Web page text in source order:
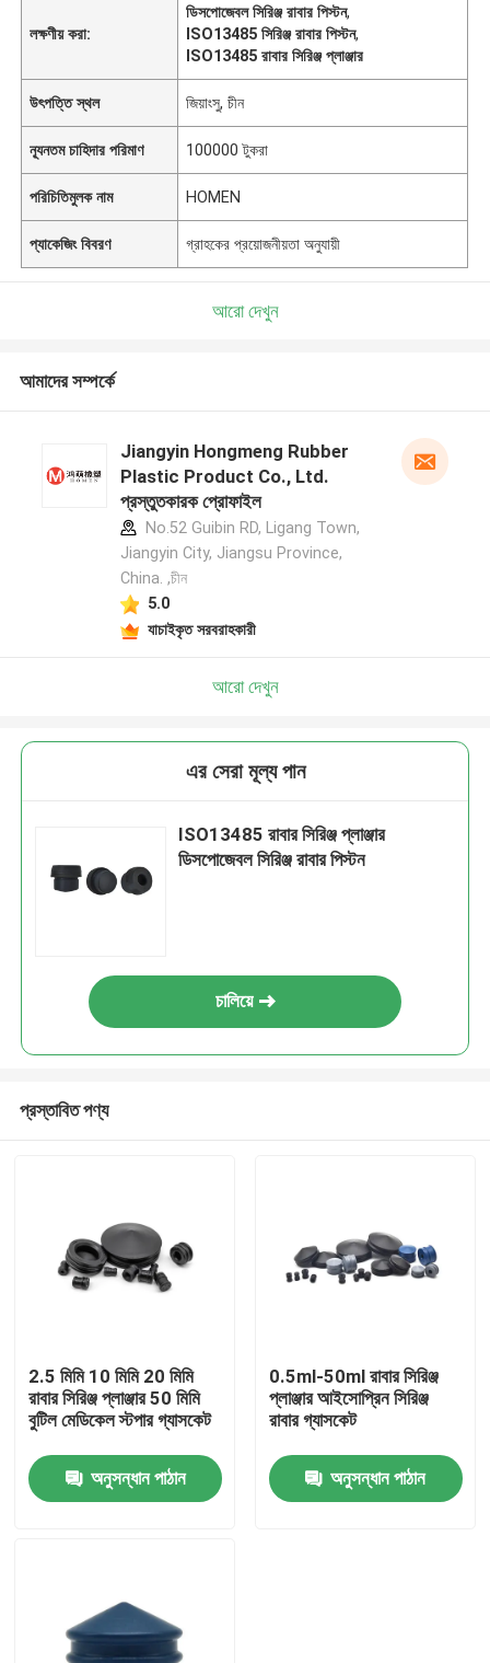
আমাদের সম্পর্কে
লক্ষণীয় করা:
ডিসপোজেবল সিরিঞ্জ রাবার পিস্টন,
ISO13485 সিরিঞ্জ রাবার পিস্টন,
ISO13485 রাবার সিরিঞ্জ প্লাঞ্জার
উৎপত্তি স্থল জিয়াংসু, চীন
ন্যূনতম চাহিদার পরিমাণ 100000 টুকরা
পরিচিতিমুলক নাম HOMEN
প্যাকেজিং বিবরণ গ্রাহকের প্রয়োজনীয়তা অনুযায়ী
আরো দেখুন
আমাদের সম্পর্কে
Jiangyin Hongmeng Rubber
Plastic Product Co., Ltd.
প্রস্তুতকারক প্রোফাইল
No.52 Guibin RD, Ligang Town,
Jiangyin City, Jiangsu Province,
China. ,চীন
5.0
যাচাইকৃত সরবরাহকারী
আরো দেখুন
এর সেরা মূল্য পান
ISO13485 রাবার সিরিঞ্জ প্লাঞ্জার
ডিসপোজেবল সিরিঞ্জ রাবার পিস্টন
চালিয়ে
প্রস্তাবিত পণ্য
2.5 মিমি 10 মিমি 20 মিমি
রাবার সিরিঞ্জ প্লাঞ্জার 50 মিমি
বুটিল মেডিকেল স্টপার গ্যাসকেট
অনুসন্ধান পাঠান
0.5ml-50ml রাবার সিরিঞ্জ
প্লাঞ্জার আইসোপ্রিন সিরিঞ্জ
রাবার গ্যাসকেট
অনুসন্ধান পাঠান